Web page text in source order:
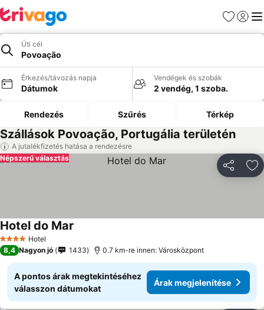
Kedvencek
Úti cél
Povoação
Érkezés/távozás napja
Dátumok
Vendégek és szobák
2 vendég, 1 szoba.
Rendezés Szűrés Térkép
Szállások Povoação, Portugália területén
A jutalékfizetés hatása a rendezésre
Népszerű választás
4 KategóriaHotel
Hotel do Mar
8,4 Nagyon jó 1433 0.7 km-re innen: Városközpont
A pontos árak megtekintéséhez
válasszon dátumokat
Árak megjelenítése